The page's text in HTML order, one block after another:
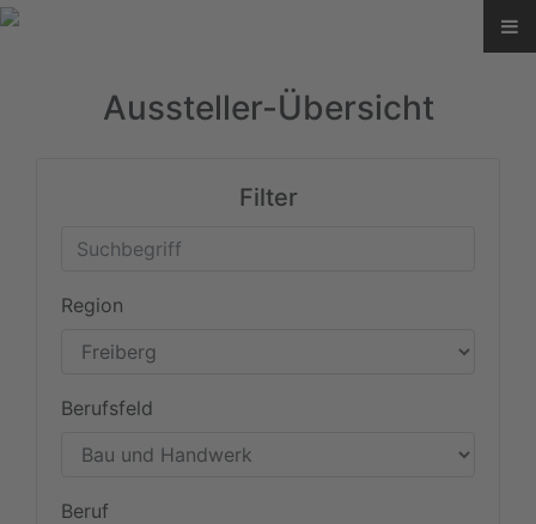
Aussteller-Übersicht
Filter
Region
Berufsfeld
Beruf